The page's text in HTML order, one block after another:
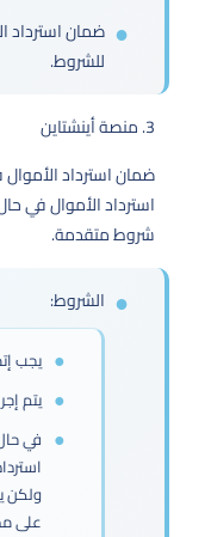
ضمان استرداد
للشروط.
3. منصة أينشتاين
ضمان استرداد
استرداد الأموال في
شروط متقدمة.
الشروط:
يجب
يتم
في
ولكن
على